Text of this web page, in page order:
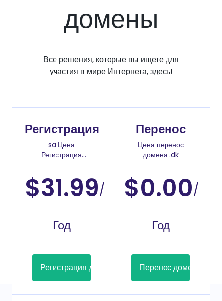
домены
Все решения, которые вы ищете для
участия в мире Интернета, здесь!
Регистрация
sa Цена
Регистрация
$31.99/
Год
Регистрация домена
Перенос
Цена перенос
домена .dk
$0.00/
Год
Перенос домена